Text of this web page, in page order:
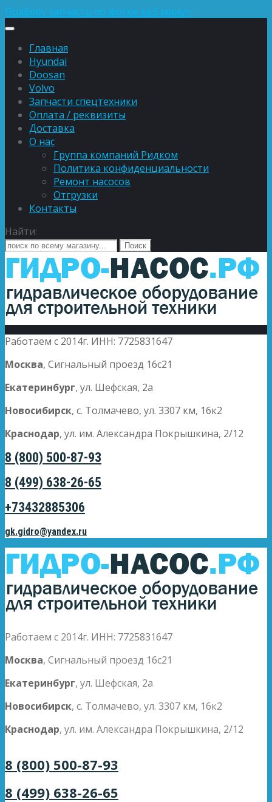
Подберу запчасть по фотке за 5 минут
Главная
Hyundai
Doosan
Volvo
Запчасти спецтехники
Оплата / реквизиты
Доставка
О нас
Группа компаний Ридком
Политика конфиденциальности
Ремонт насосов
Отгрузки
Контакты
Найти:
Работаем с 2014г. ИНН: 7725831647
Москва, Сигнальный проезд 16с21
Екатеринбург, ул. Шефская, 2а
Новосибирск, с. Толмачево, ул. 3307 км, 16к2
Краснодар, ул. им. Александра Покрышкина, 2/12
8 (800) 500-87-93
8 (499) 638-26-65
+73432885306
gk.gidro@yandex.ru
Работаем с 2014г. ИНН: 7725831647
Москва, Сигнальный проезд 16с21
Екатеринбург, ул. Шефская, 2а
Новосибирск, с. Толмачево, ул. 3307 км, 16к2
Краснодар, ул. им. Александра Покрышкина, 2/12
8 (800) 500-87-93
8 (499) 638-26-65